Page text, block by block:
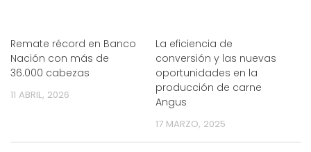
Remate récord en Banco
Nación con más de
36.000 cabezas
11 ABRIL, 2026
La eficiencia de
conversión y las nuevas
oportunidades en la
producción de carne
Angus
17 MARZO, 2025